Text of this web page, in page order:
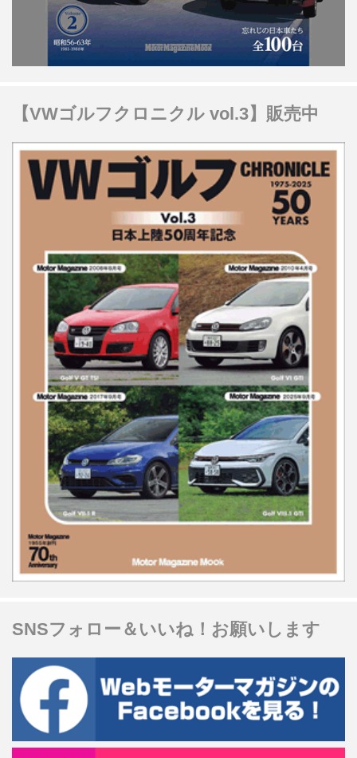
【VWゴルフクロニクル vol.3】販売中
SNSフォロー＆いいね！お願いします